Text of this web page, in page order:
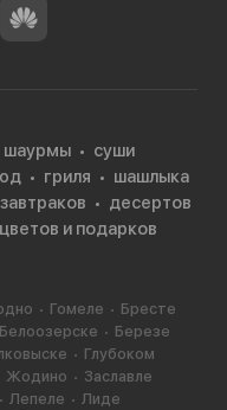
шаурмы
суши
гриля
шашлыка
завтраков
десертов
цветов и подарков
Гомеле
Бресте
Белоозерске
Березе
Глубоком
Жодино
Заславле
Лепеле
Лиде